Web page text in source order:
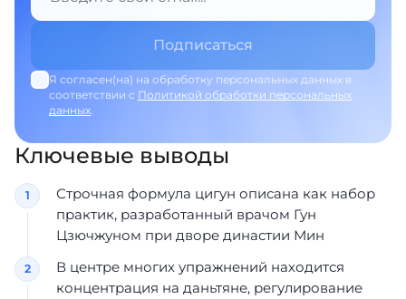
Я согласен(на) на обработку персональных данных в
соответствии с Политикой обработки персональных
данных.
Ключевые выводы
Строчная формула цигун описана как набор
практик, разработанный врачом Гун
Цзючжуном при дворе династии Мин
В центре многих упражнений находится
концентрация на даньтяне, регулирование